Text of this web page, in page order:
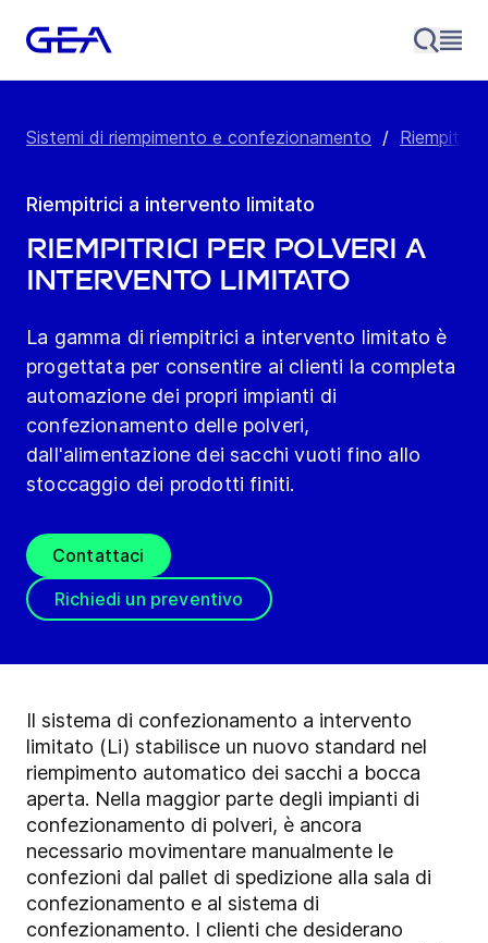
Sistemi di riempimento e confezionamento /
Riempitrici a intervento limitato
Riempitrici per polveri a
intervento limitato
La gamma di riempitrici a intervento limitato è
progettata per consentire ai clienti la completa
automazione dei propri impianti di
confezionamento delle polveri,
dall'alimentazione dei sacchi vuoti fino allo
stoccaggio dei prodotti finiti.
Contattaci
Richiedi un preventivo
Il sistema di confezionamento a intervento
limitato (Li) stabilisce un nuovo standard nel
riempimento automatico dei sacchi a bocca
aperta. Nella maggior parte degli impianti di
confezionamento di polveri, è ancora
necessario movimentare manualmente le
confezioni dal pallet di spedizione alla sala di
confezionamento e al sistema di
confezionamento. I clienti che desiderano